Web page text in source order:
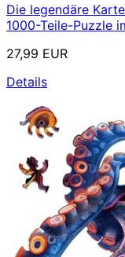
Die legendäre
1000-Teile-Puzzle
27,99 EUR
Details